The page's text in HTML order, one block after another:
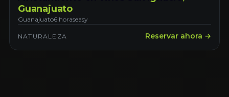
Guanajuato
Guanajuato6 horaseasy
NATURALEZA Reservar ahora →